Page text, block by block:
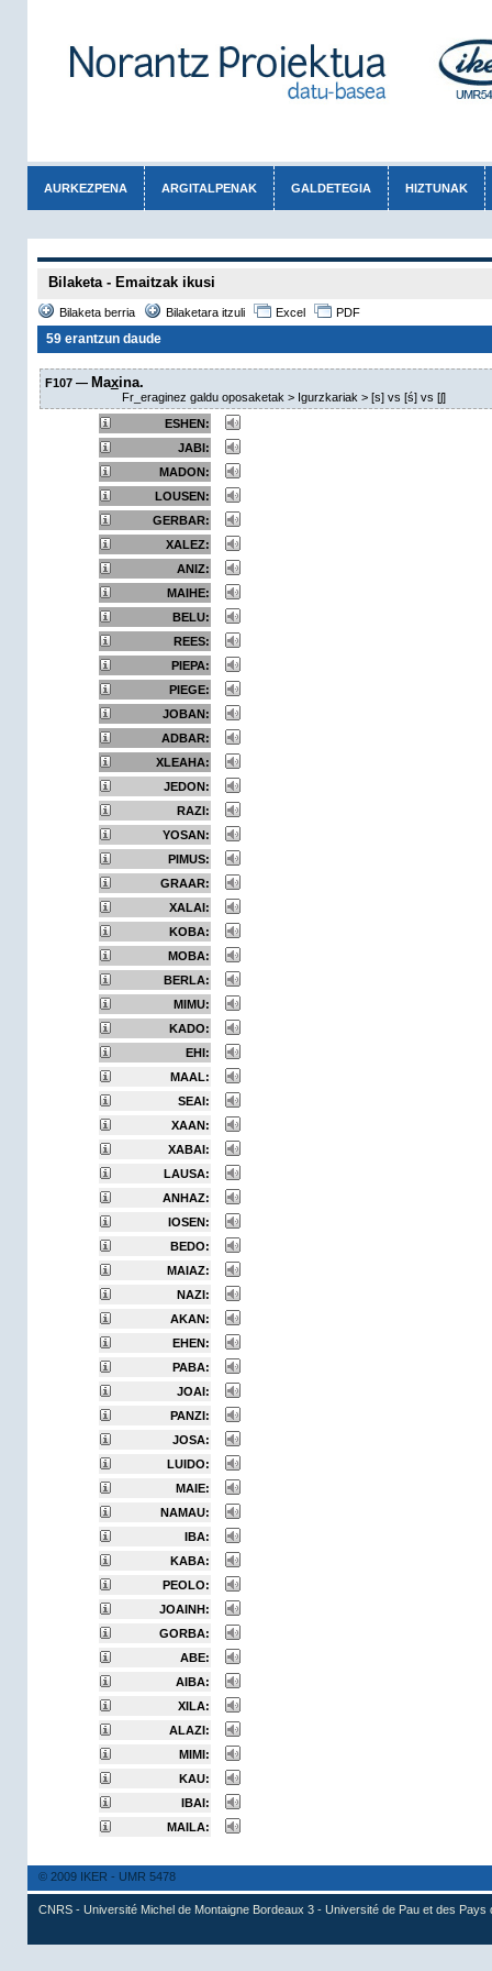
AURKEZPENA ARGITALPENAK GALDETEGIA HIZTUNAK
Bilaketa - Emaitzak ikusi
Bilaketa berria Bilaketara itzuli Excel PDF
59 erantzun daude
F107 — Maxina.
Fr_eraginez galdu oposaketak > Igurzkariak > [s] vs [ś] vs [ʃ]
ESHEN:
JABI:
MADON:
LOUSEN:
GERBAR:
XALEZ:
ANIZ:
MAIHE:
BELU:
REES:
PIEPA:
PIEGE:
JOBAN:
ADBAR:
XLEAHA:
JEDON:
RAZI:
YOSAN:
PIMUS:
GRAAR:
XALAI:
KOBA:
MOBA:
BERLA:
MIMU:
KADO:
EHI:
MAAL:
SEAI:
XAAN:
XABAI:
LAUSA:
ANHAZ:
IOSEN:
BEDO:
MAIAZ:
NAZI:
AKAN:
EHEN:
PABA:
JOAI:
PANZI:
JOSA:
LUIDO:
MAIE:
NAMAU:
IBA:
KABA:
PEOLO:
JOAINH:
GORBA:
ABE:
AIBA:
XILA:
ALAZI:
MIMI:
KAU:
IBAI:
MAILA:
© 2009 IKER - UMR 5478
CNRS - Université Michel de Montaigne Bordeaux 3 - Université de Pau et des Pays